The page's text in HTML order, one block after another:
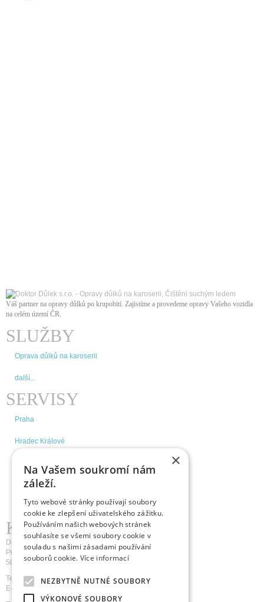
Váš partner na opravy důlků po krupobití. Zajistíme a provedeme opravy Vašeho vozidla
na celém území ČR.
SLUŽBY
Oprava důlků na karoserii
další...
SERVISY
Praha
Hradec Králové
České Budějovice
další...
KDE NÁS NAJDETE
Doktor Důlek s.r.o.
Pospíšilova 1236/18a
500 03 Hradec Králové
Tel.: 800 800 805
E-mail:servis@doktor-dulek.cz
×
Na Vašem soukromí nám
záleží.
Tyto webové stránky používají soubory
cookie ke zlepšení uživatelského zážitku.
Používáním našich webových stránek
souhlasíte se všemi soubory cookie v
souladu s našimi zásadami používání
souborů cookie. Více informací
NEZBYTNĚ NUTNÉ SOUBORY
VÝKONOVÉ SOUBORY